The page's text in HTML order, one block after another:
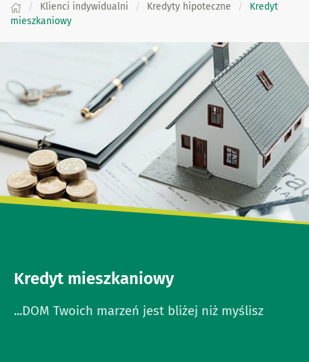
Klienci indywidualni Kredyty hipoteczne
Kredyt
mieszkaniowy
Kredyt mieszkaniowy
...DOM Twoich marzeń jest bliżej niż myślisz